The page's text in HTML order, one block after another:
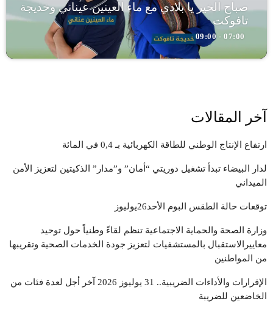
صباح الخير يا بلادي مع ماء العينين عيناني وخديجة
تافوكت
07:00 - 09:00
آخر المقالات
ارتفاع الإنتاج الوطني للطاقة الكهربائية بـ 0,4 في المائة
لدار البيضاء تبدأ تشغيل دوريتي “أمان” و”مدار” الذكيتين لتعزيز الأمن
الميداني
توقعات حالة الطقس البوم الأحد26يوليوز
وزارة الصحة والحماية الاجتماعية تنظم لقاءً وطنياً حول توحيد
معاييرالاستقبال بالمستشفيات لتعزيز جودة الخدمات الصحية وتقريبها
من المواطنين
الإقرارات والأداءات الضريبية.. 31 يوليوز 2026 آخر أجل لعدة فئات من
الخاضعين للضريبة